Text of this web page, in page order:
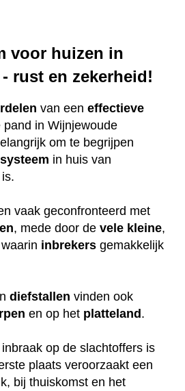
voor huizen in
rust en zekerheid!
van een effectieve
pand in Wijnjewoude
om te begrijpen
in huis van
is.
vaak geconfronteerd met
, mede door de vele kleine,
waarin inbrekers gemakkelijk
diefstallen vinden ook
en op het platteland.
op de slachtoffers is
plaats veroorzaakt een
bij thuiskomst en het